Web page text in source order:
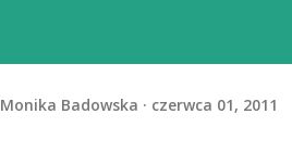
Monika Badowska czerwca 01, 2011